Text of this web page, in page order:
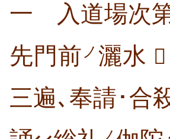
一 入道場次
先門前 ノ 灑水 
三遍､奉請･合
ノ